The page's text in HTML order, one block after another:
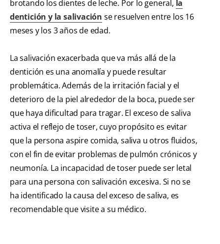
brotando los dientes de leche. Por lo general, la
dentición y la salivación se resuelven entre los 16
meses y los 3 años de edad.
La salivación exacerbada que va más allá de la
dentición es una anomalía y puede resultar
problemática. Además de la irritación facial y el
deterioro de la piel alrededor de la boca, puede ser
que haya dificultad para tragar. El exceso de saliva
activa el reflejo de toser, cuyo propósito es evitar
que la persona aspire comida, saliva u otros fluidos,
con el fin de evitar problemas de pulmón crónicos y
neumonía. La incapacidad de toser puede ser letal
para una persona con salivación excesiva. Si no se
ha identificado la causa del exceso de saliva, es
recomendable que visite a su médico.